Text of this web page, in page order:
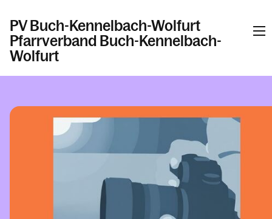
PV Buch-Kennelbach-Wolfurt
Pfarrverband Buch-Kennelbach-
Wolfurt
Kalender